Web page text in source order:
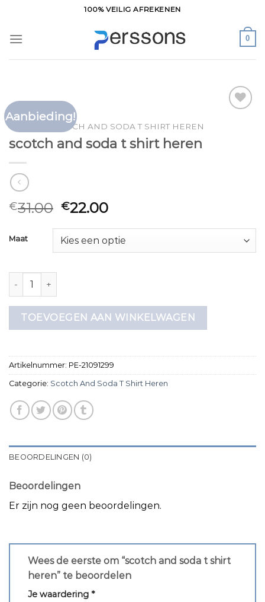
inhoud
100% VEILIG AFREKENEN
0
Aanbieding!
HOME SCOTCH AND SODA T SHIRT HEREN
scotch and soda t shirt heren
€31.00 €22.00
Maat
scotch and soda t shirt heren aantal
TOEVOEGEN AAN WINKELWAGEN
Artikelnummer: PE-21091299
Categorie: Scotch And Soda T Shirt Heren
BEOORDELINGEN (0)
Beoordelingen
Er zijn nog geen beoordelingen.
Wees de eerste om “scotch and soda t shirt
heren” te beoordelen
Je waardering *